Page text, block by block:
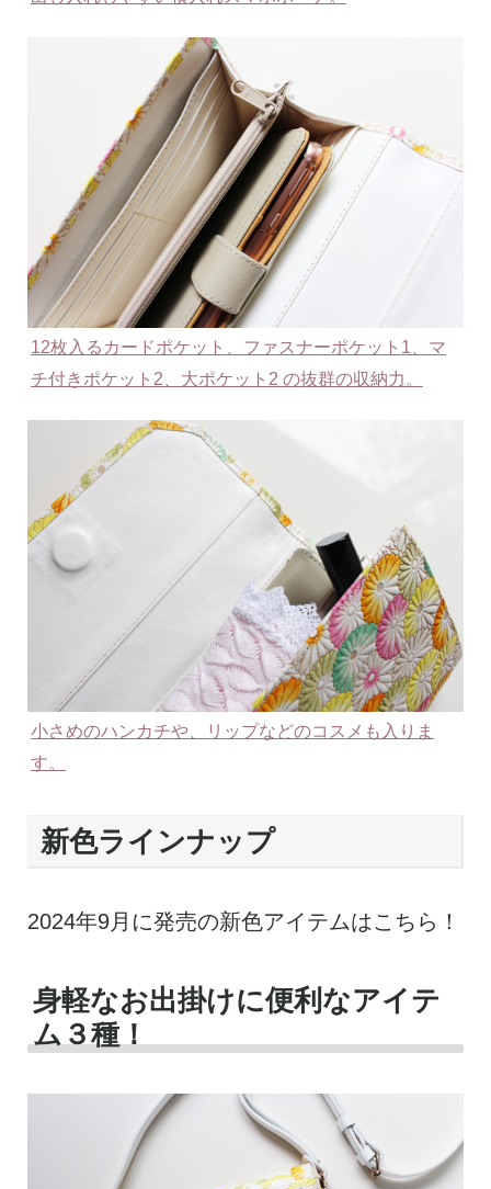
12枚入るカードポケット、ファスナーポケット1、マ
チ付きポケット2、大ポケット2 の抜群の収納力。
小さめのハンカチや、リップなどのコスメも入りま
す。
新色ラインナップ
2024年9月に発売の新色アイテムはこちら！
身軽なお出掛けに便利なアイテ
ム３種！